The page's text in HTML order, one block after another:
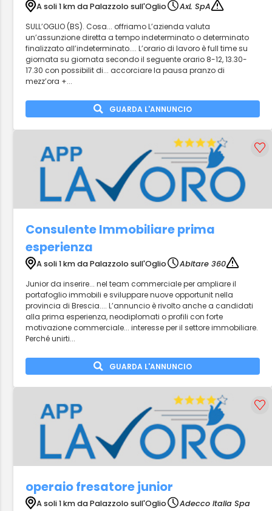
A soli 1 km da Palazzolo sull'Oglio
AxL SpA
SULL’OGLIO (BS). Cosa... offriamo L’azienda valuta
un’assunzione diretta a tempo indeterminato o determinato
finalizzato all’indeterminato.... L’orario di lavoro è full time su
giornata su giornata secondo il seguente orario 8-12, 13.30-
17.30 con possibilit di... accorciare la pausa pranzo di
mezz’ora +...
GUARDA L'ANNUNCIO
Consulente Immobiliare prima
esperienza
A soli 1 km da Palazzolo sull'Oglio
Abitare 360
Junior da inserire... nel team commerciale per ampliare il
portafoglio immobili e sviluppare nuove opportunit nella
provincia di Brescia.... L’annuncio è rivolto anche a candidati
alla prima esperienza, neodiplomati o profili con forte
motivazione commerciale... interesse per il settore immobiliare.
Perché unirti...
GUARDA L'ANNUNCIO
operaio fresatore junior
A soli 1 km da Palazzolo sull'Oglio Adecco Italia Spa